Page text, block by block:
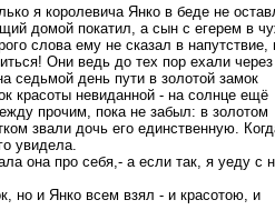
я королевича Янко в беде не
домой покатил, а сын с егерем в
слова ему не сказал в напутствие,
Они ведь до тех пор ехали через
седьмой день пути в золотой замок
красоты невиданной - на солнце ещё
прочим, пока не забыл: в золотом
звали дочь его единственную.
увидела.
она про себя,- а если так, я уеду с
но и Янко всем взял - и красотою, и